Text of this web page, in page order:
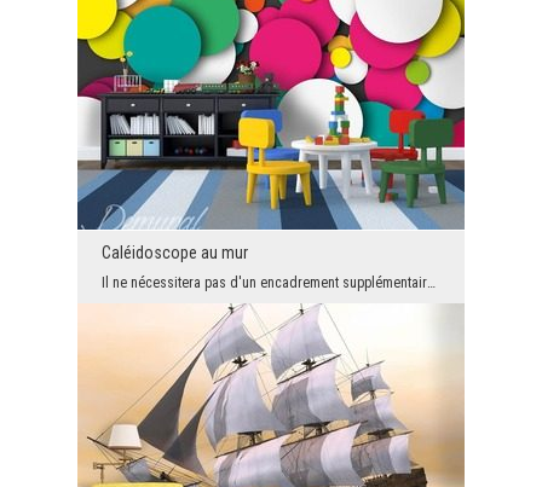
Caléidoscope au mur
Il ne nécessitera pas d'un encadrement supplémentaire, car la version solo crée le climat désiré...